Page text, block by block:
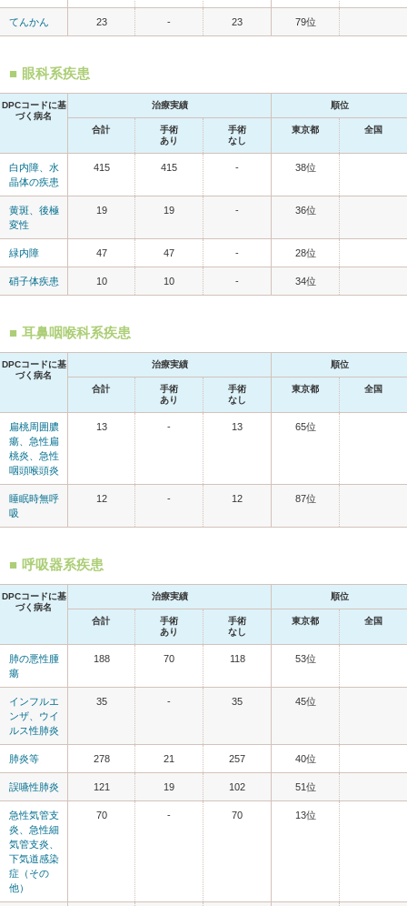
てんかん 23 - 23 79位
眼科系疾患
DPCコードに基
づく病名
治療実績 順位
合計
手術
あり
手術
なし
東京都 全国
白内障、水
晶体の疾患
415 415 - 38位
黄斑、後極
変性
19 19 - 36位
緑内障 47 47 - 28位
硝子体疾患 10 10 - 34位
耳鼻咽喉科系疾患
DPCコードに基
づく病名
治療実績 順位
合計
手術
あり
手術
なし
東京都 全国
扁桃周囲膿
瘍、急性扁
桃炎、急性
咽頭喉頭炎
13 - 13 65位
睡眠時無呼
吸
12 - 12 87位
呼吸器系疾患
DPCコードに基
づく病名
治療実績 順位
合計
手術
あり
手術
なし
東京都 全国
肺の悪性腫
瘍
188 70 118 53位
インフルエ
ンザ、ウイ
ルス性肺炎
35 - 35 45位
肺炎等 278 21 257 40位
誤嚥性肺炎 121 19 102 51位
急性気管支
炎、急性細
気管支炎、
下気道感染
症（その
他）
70 - 70 13位